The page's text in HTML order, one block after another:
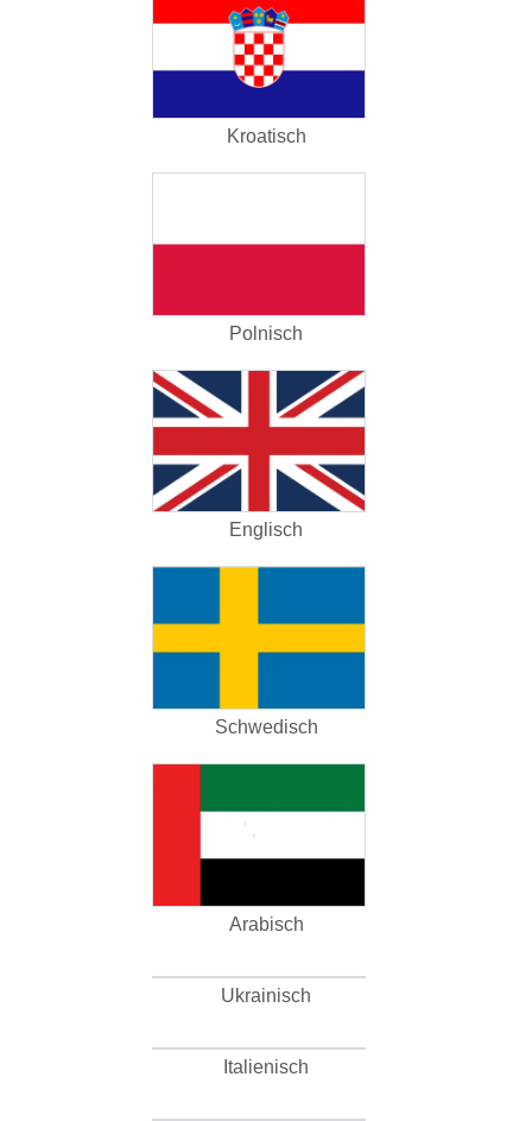
Kroatisch
Polnisch
Englisch
Schwedisch
Arabisch
Ukrainisch
Italienisch